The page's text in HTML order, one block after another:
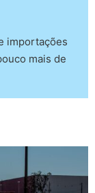
importações
mais de